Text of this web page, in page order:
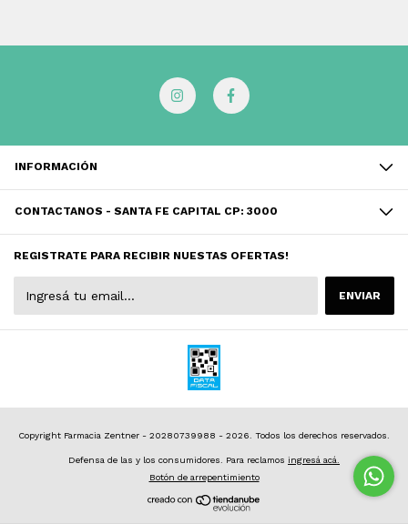
INFORMACIÓN
CONTACTANOS - SANTA FE CAPITAL CP: 3000
REGISTRATE PARA RECIBIR NUESTAS OFERTAS!
Copyright Farmacia Zentner - 20280739988 - 2026. Todos los derechos reservados.
Defensa de las y los consumidores. Para reclamos ingresá acá.
Botón de arrepentimiento